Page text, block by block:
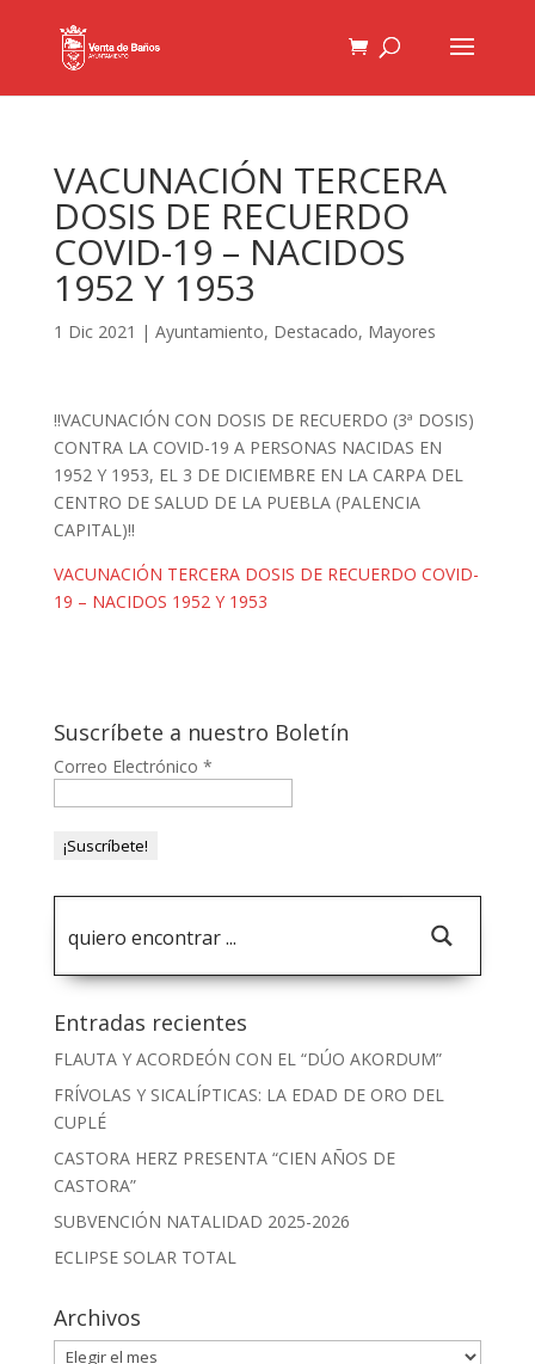
VACUNACIÓN TERCERA
DOSIS DE RECUERDO
COVID-19 – NACIDOS
1952 Y 1953
1 Dic 2021 | Ayuntamiento, Destacado, Mayores
‼️VACUNACIÓN CON DOSIS DE RECUERDO (3ª DOSIS)
CONTRA LA COVID-19 A PERSONAS NACIDAS EN
1952 Y 1953, EL 3 DE DICIEMBRE EN LA CARPA DEL
CENTRO DE SALUD DE LA PUEBLA (PALENCIA
CAPITAL)‼️
VACUNACIÓN TERCERA DOSIS DE RECUERDO COVID-
19 – NACIDOS 1952 Y 1953
Suscríbete a nuestro Boletín
Correo Electrónico *
Entradas recientes
FLAUTA Y ACORDEÓN CON EL “DÚO AKORDUM”
FRÍVOLAS Y SICALÍPTICAS: LA EDAD DE ORO DEL
CUPLÉ
CASTORA HERZ PRESENTA “CIEN AÑOS DE
CASTORA”
SUBVENCIÓN NATALIDAD 2025-2026
ECLIPSE SOLAR TOTAL
Archivos
Archivos